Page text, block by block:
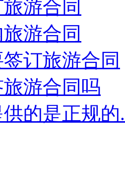
游合同
游合同
订旅游合同
游合同吗
的是正规的